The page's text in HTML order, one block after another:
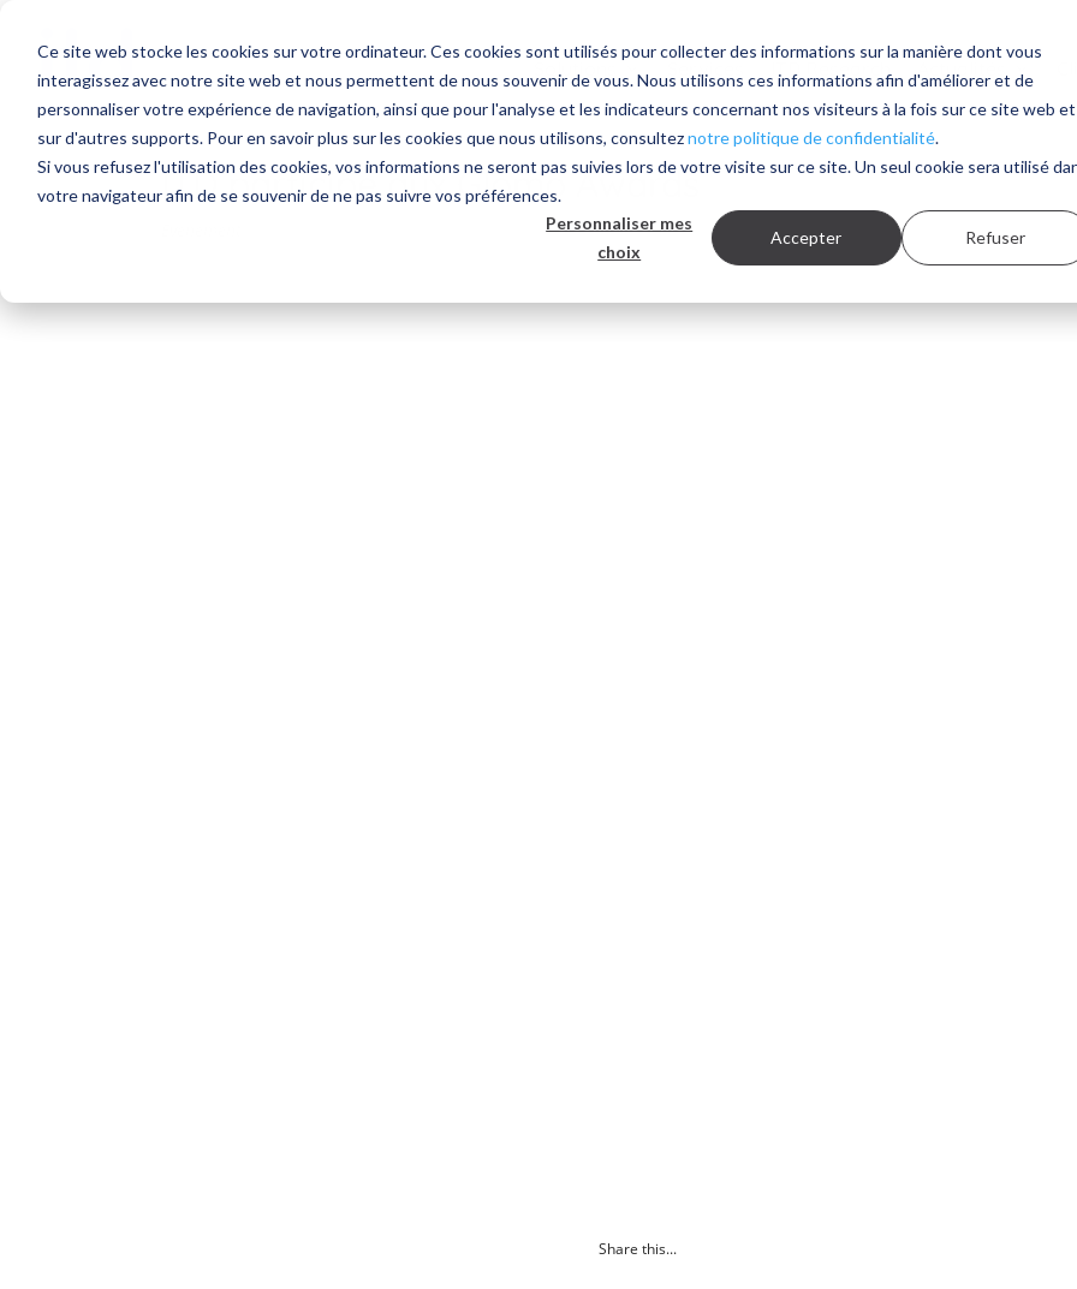
Ce site web stocke les cookies sur votre ordinateur. Ces cookies sont utilisés pour collecter des informations sur la manière dont vous
interagissez avec notre site web et nous permettent de nous souvenir de vous. Nous utilisons ces informations afin d'améliorer et de
personnaliser votre expérience de navigation, ainsi que pour l'analyse et les indicateurs concernant nos visiteurs à la fois sur ce site web et
sur d'autres supports. Pour en savoir plus sur les cookies que nous utilisons, consulteznotre politique de confidentialité.
Si vous refusez l'utilisation des cookies, vos informations ne seront pas suivies lors de votre visite sur ce site. Un seul cookie sera utilisé
votre navigateur afin de se souvenir de ne pas suivre vos préférences.
Personnaliser mes
choix
Accepter Refuser
Solutions Services ITD Research Actualités
ITD participe aux Glomo Awards
Share this...